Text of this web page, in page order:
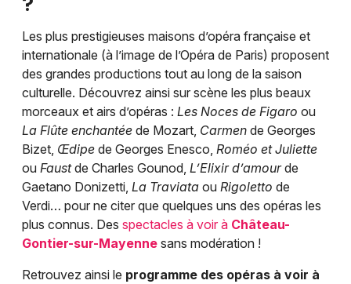
Les plus prestigieuses maisons d’opéra française et
internationale (à l’image de l’Opéra de Paris) proposent
des grandes productions tout au long de la saison
culturelle. Découvrez ainsi sur scène les plus beaux
morceaux et airs d’opéras : Les Noces de Figaro ou
La Flûte enchantée de Mozart, Carmen de Georges
Bizet, Œdipe de Georges Enesco, Roméo et Juliette
ou Faustde Charles Gounod, L’Elixir d’amourde
Gaetano Donizetti, La Traviata ou Rigoletto de
Verdi… pour ne citer que quelques uns des opéras les
plus connus. Des spectacles à voir à Château-
Gontier-sur-Mayenne sans modération !
Retrouvez ainsi le programme des opéras à voir à